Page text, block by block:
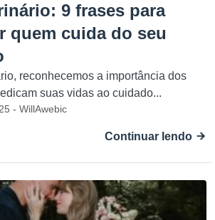
9 frases para
quem cuida do seu
reconhecemos a importância dos
suas vidas ao cuidado...
- WillAwebic
Continuar lendo